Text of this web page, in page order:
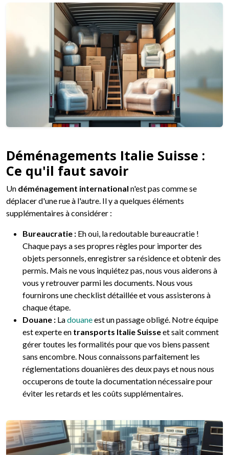
Déménagements Italie Suisse :
Ce qu'il faut savoir
Un déménagement international n'est pas comme se
déplacer d'une rue à l'autre. Il y a quelques éléments
supplémentaires à considérer :
Bureaucratie : Eh oui, la redoutable bureaucratie !
Chaque pays a ses propres règles pour importer des
objets personnels, enregistrer sa résidence et obtenir des
permis. Mais ne vous inquiétez pas, nous vous aiderons à
vous y retrouver parmi les documents. Nous vous
fournirons une checklist détaillée et vous assisterons à
chaque étape.
Douane : Ladouaneest un passage obligé. Notre équipe
est experte en transports Italie Suisseet sait comment
gérer toutes les formalités pour que vos biens passent
sans encombre. Nous connaissons parfaitement les
réglementations douanières des deux pays et nous nous
occuperons de toute la documentation nécessaire pour
éviter les retards et les coûts supplémentaires.